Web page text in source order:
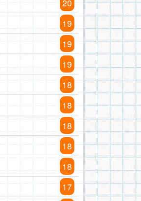
20
19
19
19
18
18
18
18
18
17